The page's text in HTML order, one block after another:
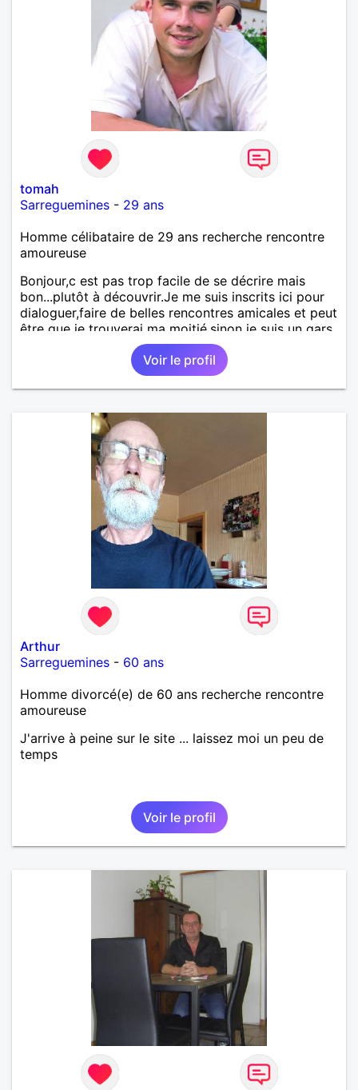
tomah
Sarreguemines - 29 ans
Homme célibataire de 29 ans recherche rencontre
amoureuse
Bonjour,c est pas trop facile de se décrire mais
bon...plutôt à découvrir.Je me suis inscrits ici pour
dialoguer,faire de belles rencontres amicales et peut
être que je trouverai ma moitié.sinon je suis un gars
calme,sincère,fidèle honnête mais j ai aussi des
défauts et j aime pas me prendre la tête.
Voir le profil
Arthur
Sarreguemines - 60 ans
Homme divorcé(e) de 60 ans recherche rencontre
amoureuse
J'arrive à peine sur le site ... laissez moi un peu de
temps
Voir le profil